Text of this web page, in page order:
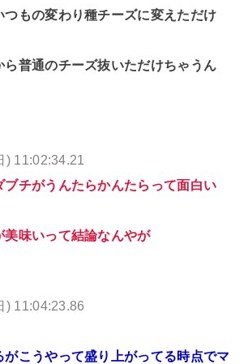
つもの変わり種チーズに変えただけ
ら普通のチーズ抜いただけちゃうん
) 11:02:34.21
ブチがうんたらかんたらって面白い
美味いって結論なんやが
) 11:04:23.86
がこうやって盛り上がってる時点でマ